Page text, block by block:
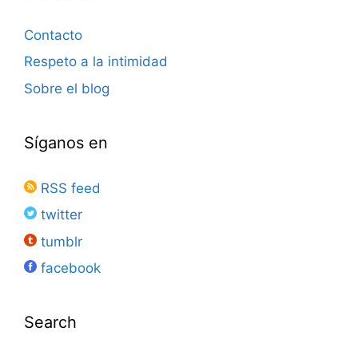
Contacto
Respeto a la intimidad
Sobre el blog
Síganos en
RSS feed
twitter
tumblr
facebook
Search